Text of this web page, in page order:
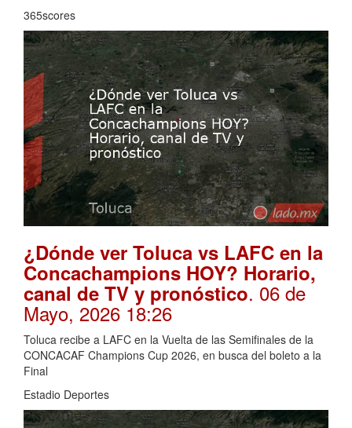
365scores
¿Dónde ver Toluca vs LAFC en la
Concachampions HOY? Horario,
canal de TV y pronóstico. 06 de
Mayo, 2026 18:26
Toluca recibe a LAFC en la Vuelta de las Semifinales de la
CONCACAF Champions Cup 2026, en busca del boleto a la
Final
Estadio Deportes